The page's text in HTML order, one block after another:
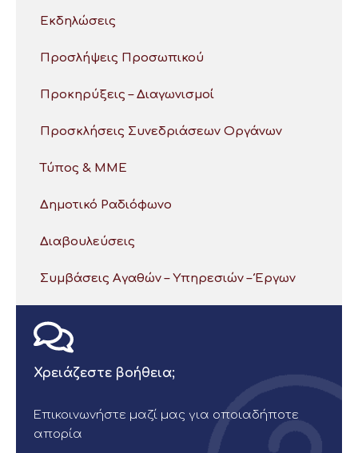
Εκδηλώσεις
Προσλήψεις Προσωπικού
Προκηρύξεις – Διαγωνισμοί
Προσκλήσεις Συνεδριάσεων Οργάνων
Τύπος & ΜΜΕ
Δημοτικό Ραδιόφωνο
Διαβουλεύσεις
Συμβάσεις Αγαθών – Υπηρεσιών – Έργων
Χρειάζεστε βοήθεια;
Επικοινωνήστε μαζί μας για οποιαδήποτε
απορία